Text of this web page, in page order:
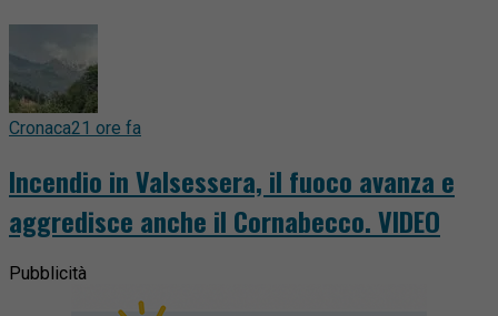
Cronaca21 ore fa
Incendio in Valsessera, il fuoco avanza e
aggredisce anche il Cornabecco. VIDEO
Pubblicità